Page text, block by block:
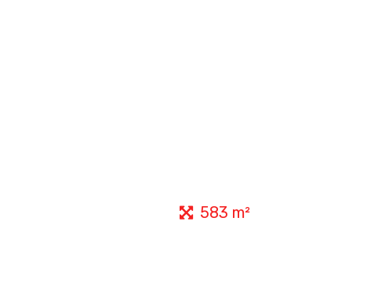
583 m²